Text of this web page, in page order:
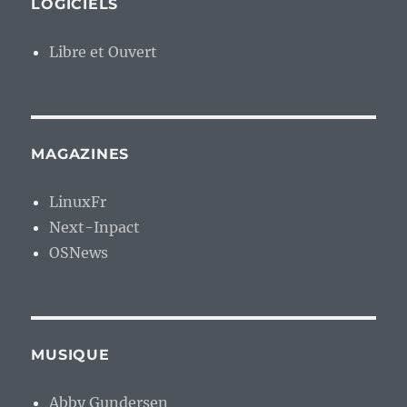
LOGICIELS
Libre et Ouvert
MAGAZINES
LinuxFr
Next-Inpact
OSNews
MUSIQUE
Abby Gundersen